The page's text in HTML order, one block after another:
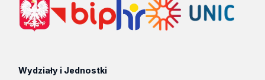
Wydziały i Jednostki